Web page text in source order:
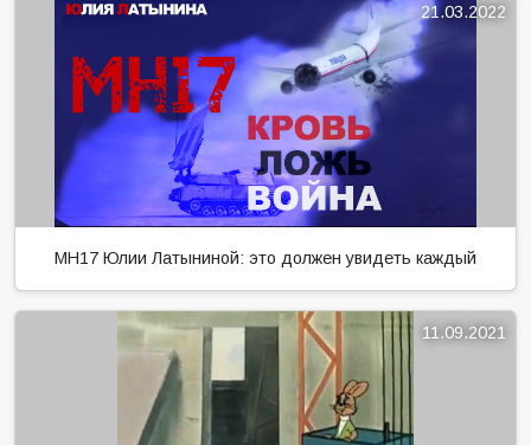
21.03.2022
MH17 Юлии Латыниной: это должен увидеть каждый
11.09.2021